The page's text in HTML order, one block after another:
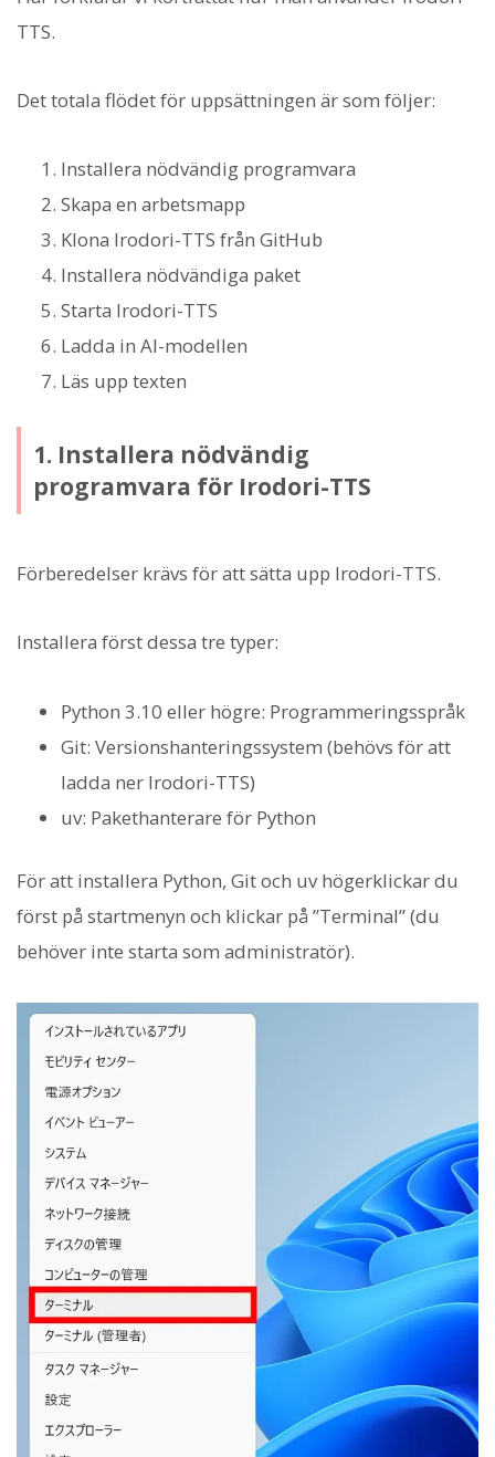
TTS.
Det totala flödet för uppsättningen är som följer:
Installera nödvändig programvara
Skapa en arbetsmapp
Klona Irodori-TTS från GitHub
Installera nödvändiga paket
Starta Irodori-TTS
Ladda in AI-modellen
Läs upp texten
1. Installera nödvändig
programvara för Irodori-TTS
Förberedelser krävs för att sätta upp Irodori-TTS.
Installera först dessa tre typer:
Python 3.10 eller högre: Programmeringsspråk
Git: Versionshanteringssystem (behövs för att
ladda ner Irodori-TTS)
uv: Pakethanterare för Python
För att installera Python, Git och uv högerklickar du
först på startmenyn och klickar på ”Terminal” (du
behöver inte starta som administratör).